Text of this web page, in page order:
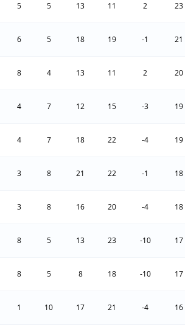
5 5 13 11 2 23
6 5 18 19 -1 21
8 4 13 11 2 20
4 7 12 15 -3 19
4 7 18 22 -4 19
3 8 21 22 -1 18
3 8 16 20 -4 18
8 5 13 23 -10 17
8 5 8 18 -10 17
1 10 17 21 -4 16